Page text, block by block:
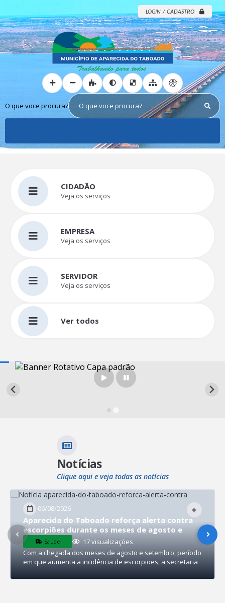
LOGIN / CADASTRO
O que voce procura?
CIDADÃO
Veja os serviços
EMPRESA
Veja os serviços
SERVIDOR
Veja os serviços
Ver todos
Notícias
Clique aqui e veja todas as notícias
Aparecida do Taboado reforça alerta contra
escorpiões durante os meses de agosto e
setembro
06/08/2026
Saúde 17visualizações
Com a chegada dos meses de agosto e setembro, período
em que aumenta a incidência de escorpiões, a secretaria
alerta à população sobre a importância da prevenção e